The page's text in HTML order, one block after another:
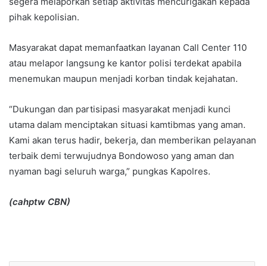
pihak kepolisian.
Masyarakat dapat memanfaatkan layanan Call Center 110
atau melapor langsung ke kantor polisi terdekat apabila
menemukan maupun menjadi korban tindak kejahatan.
“Dukungan dan partisipasi masyarakat menjadi kunci
utama dalam menciptakan situasi kamtibmas yang aman.
Kami akan terus hadir, bekerja, dan memberikan pelayanan
terbaik demi terwujudnya Bondowoso yang aman dan
nyaman bagi seluruh warga,” pungkas Kapolres.
(cahptw CBN)